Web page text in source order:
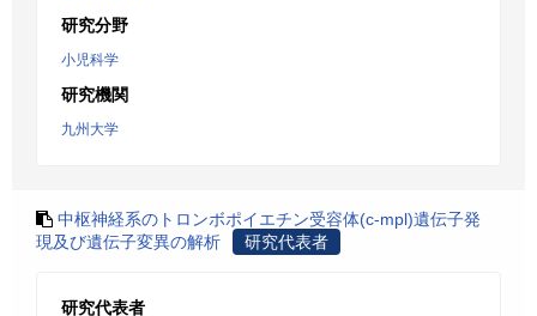
研究分野
小児科学
研究機関
九州大学
中枢神経系のトロンボポイエチン受容体(c-mpl)遺伝子発
現及び遺伝子変異の解析
研究代表者
研究代表者